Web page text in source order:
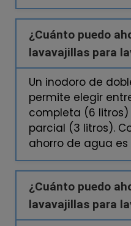
¿Cuánto puedo
lavavajillas para
Un inodoro de
permite elegir
completa (6
parcial (3 litros).
ahorro de agua es
¿Cuánto puedo
lavavajillas para